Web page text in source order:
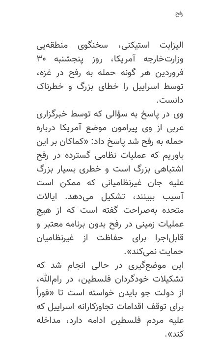
رفح
الیزابت استیکنی، سخنگوی منطقه‌یی
وزارت‌خارجه آمریکا، روز پنجشنبه ۳۰
فروردین هر گونه حمله به رفح در غزه،
توسط اسراییل را خطای بزرگ و خطرناک
دانست.
وی در پاسخ به سؤالی که توسط خبرگزاری
عربی از وی پیرامون موضع آمریکا درباره
حمله به رفح شد پاسخ داد: «کماکان بر این
باوریم که عملیات نظامی گسترده در رفح
اشتباهی بزرگ است و خطری بسیار بزرگ
علیه جان غیرنظامیانی که ممکن است
آسیب ببینند، تشکیل می‌دهد. ایالات
متحده به‌صراحت گفته است که از هیچ
عملیات زمینی در رفح بدون برنامه معتبر و
قابل‌اجرا برای حفاظت از غیرنظامیان
حمایت نمی‌کند».
این موضع‌گیری در حالی انجام شد که
تشکیلات خودگردان فلسطین، در رام‌الله،
از دولت جو بایدن خواسته است تا «فوراً
برای توقف اقدامات تجاوزکارانه اسراییل که
علیه مردم فلسطین ادامه دارد، مداخله
کند».